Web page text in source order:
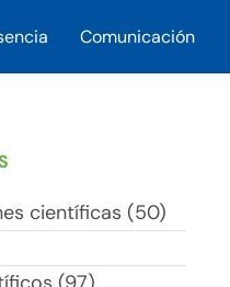
Comunicación
científicas (50)